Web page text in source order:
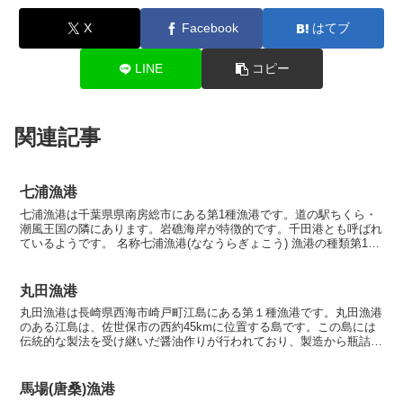
X Facebook はてブ
LINE コピー
関連記事
七浦漁港
七浦漁港は千葉県県南房総市にある第1種漁港です。道の駅ちくら・
潮風王国の隣にあります。岩礁海岸が特徴的です。千田港とも呼ばれ
ているようです。 名称七浦漁港(ななうらぎょこう) 漁港の種類第1種
丸田漁港
丸田漁港は長崎県西海市崎戸町江島にある第１種漁港です。丸田漁港
のある江島は、佐世保市の西約45kmに位置する島です。この島には
伝統的な製法を受け継いだ醤油作りが行われており、製造から瓶詰め
馬場(唐桑)漁港